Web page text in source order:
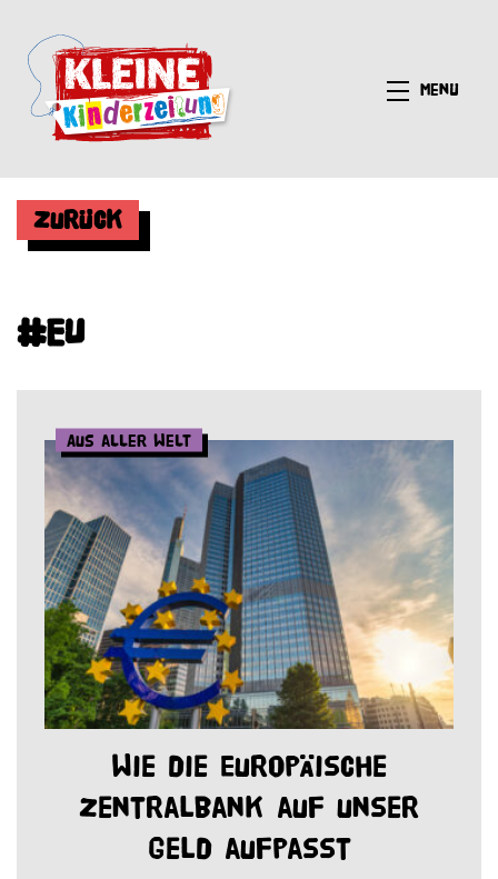
Menü
Zurück
#EU
Aus aller Welt
Wie die Europäische
Zentralbank auf unser
Geld aufpasst